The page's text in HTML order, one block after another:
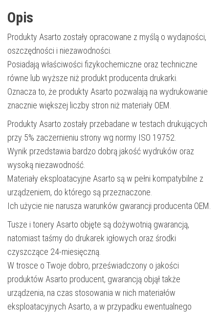
Opis
Produkty Asarto zostały opracowane z myślą o wydajności,
oszczędności i niezawodności.
Posiadają właściwości fizykochemiczne oraz techniczne
równe lub wyższe niż produkt producenta drukarki.
Oznacza to, że produkty Asarto pozwalają na wydrukowanie
znacznie większej liczby stron niż materiały OEM.
Produkty Asarto zostały przebadane w testach drukujących
przy 5% zaczernieniu strony wg normy ISO 19752.
Wynik przedstawia bardzo dobrą jakość wydruków oraz
wysoką niezawodność.
Materiały eksploatacyjne Asarto są w pełni kompatybilne z
urządzeniem, do którego są przeznaczone.
Ich użycie nie narusza warunków gwarancji producenta OEM.
Tusze i tonery Asarto objęte są dożywotnią gwarancją,
natomiast taśmy do drukarek igłowych oraz środki
czyszczące 24-miesięczną.
W trosce o Twoje dobro, przeświadczony o jakości
produktów Asarto producent, gwarancją objął także
urządzenia, na czas stosowania w nich materiałów
eksploatacyjnych Asarto, a w przypadku ewentualnego